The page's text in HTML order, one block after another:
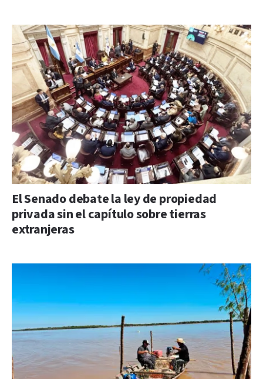
El Senado debate la ley de propiedad
privada sin el capítulo sobre tierras
extranjeras